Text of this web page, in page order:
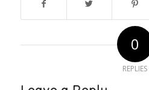
0
REPLIES